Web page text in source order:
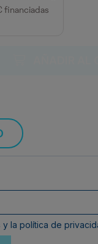
financiadas
la política de